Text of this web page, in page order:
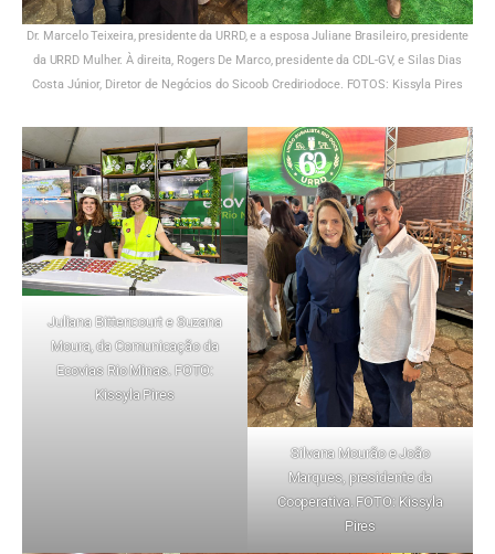
Dr. Marcelo Teixeira, presidente da URRD, e a esposa Juliane Brasileiro, presidente
da URRD Mulher. À direita, Rogers De Marco, presidente da CDL-GV, e Silas Dias
Costa Júnior, Diretor de Negócios do Sicoob Crediriodoce. FOTOS: Kissyla Pires
Juliana Bittencourt e Suzana
Moura, da Comunicação da
Ecovias Rio Minas. FOTO:
Kissyla Pires
Silvana Mourão e João
Marques, presidente da
Cooperativa. FOTO: Kissyla
Pires